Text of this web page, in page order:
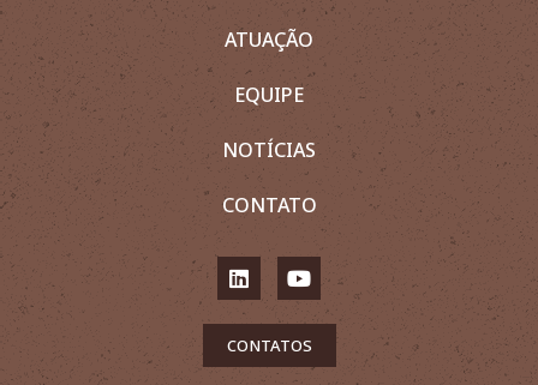
ATUAÇÃO
EQUIPE
NOTÍCIAS
CONTATO
CONTATOS